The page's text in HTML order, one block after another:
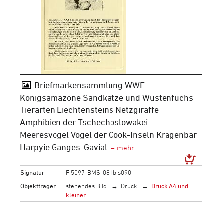
Briefmarkensammlung WWF:
Königsamazone Sandkatze und Wüstenfuchs
Tierarten Liechtensteins Netzgiraffe
Amphibien der Tschechoslowakei
Meeresvögel Vögel der Cook-Inseln Kragenbär
Harpyie Ganges-Gavial
Signatur
F 5097-BMS-081bis090
Objektträger
stehendes Bild Druck
Druck A4 und
kleiner